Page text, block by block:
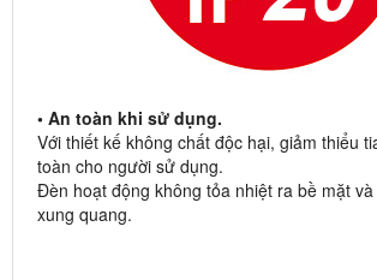
• An toàn khi sử dụng.
Với thiết kế không chất độc hại, giảm thiểu
toàn cho người sử dụng.
Đèn hoạt động không tỏa nhiệt ra bề mặt
xung quang.